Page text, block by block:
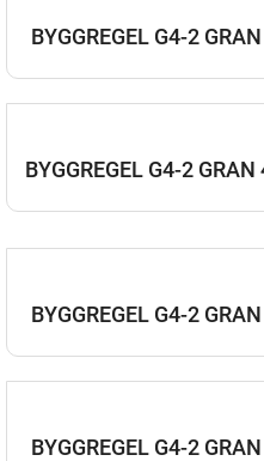
BYGGREGEL G4-2
BYGGREGEL G4-2
BYGGREGEL G4-2
BYGGREGEL G4-2